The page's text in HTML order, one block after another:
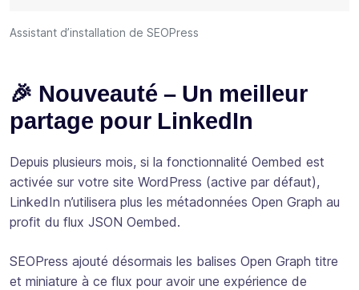
Assistant d’installation de SEOPress
🎉 Nouveauté – Un meilleur
partage pour LinkedIn
Depuis plusieurs mois, si la fonctionnalité Oembed est
activée sur votre site WordPress (active par défaut),
LinkedIn n’utilisera plus les métadonnées Open Graph au
profit du flux JSON Oembed.
SEOPress ajouté désormais les balises Open Graph titre
et miniature à ce flux pour avoir une expérience de